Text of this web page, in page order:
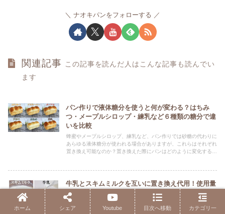
ナオキパンをフォローする
関連記事 この記事を読んだ人はこんな記事も読んでい
ます
パン作りで液体糖分を使うと何が変わる？はちみ
つ・メープルシロップ・練乳など６種類の糖分で違
いを比較
蜂蜜やメープルシロップ、練乳など、パン作りでは砂糖の代わりに
あらゆる液体糖分が使われる場合がありますが、これらはそれぞれ
置き換え可能なのか？置き換えた際にパンはどのように変化するの
牛乳とスキムミルクを互いに置き換え代用！使用量
はどうする？違いも解説
パン作りでスキムミルクの代わりに牛乳で作りたい場合と、牛乳を
スキムミルクで代用する場合では、置き換えのやり方が異なりま
ホーム シェア Youtube 目次へ移動 カテゴリ一